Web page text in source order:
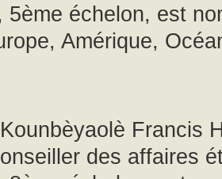
5ème échelon, est
Amérique,
Francis
des affaires